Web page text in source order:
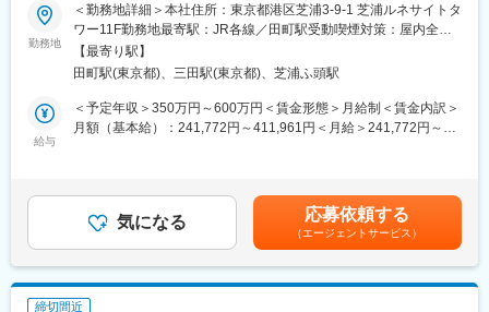
■組織構成
主任4名、係長2名、所長1名、運行管理7名の他、運転手120名が
在籍しております。
馴染みやすい雰囲気です◎
■キャリアパス
多岐にわたる事業展開をしている同社であるからこそ、適性を鑑
み本社機能（人事や経営企画他）への配置転換など多岐に渡るキ
ャリアパスの実現が可能です。
■業務概要：
全国2,000店舗以上を展開するフィットネスチェーン「カーブス」
の物流機能を支えるポジションです。
関連商品の在庫管理から物流手配、貿易事務まで、幅広い業務に
携わることができます。
＜取扱商品＞
・トレーニングウエア
・フィットネスマシン など
※当社プロテインは、ご高齢女性にも気軽に取り入れていただける
を導入いただけるよう、事業を推進しています。
勤務地
＜勤務地詳細＞本社住所：東京都港区芝浦3-9-1 芝浦ルネサイトタ
ワー11F勤務地最寄駅：JR各線／田町駅受動喫煙対策：屋内全面
禁煙変更の範囲：無
【最寄り駅】
田町駅(東京都)、三田駅(東京都)、芝浦ふ頭駅
給与
＜予定年収＞350万円～600万円＜賃金形態＞月給制＜賃金内訳＞
月額（基本給）：241,772円～411,961円＜月給＞241,772円～
せん。※モデル月収：293,938円～500,848円（月30時間残業を想
定した場合）賃金はあくまでも目安の金額であり、選考を通じて
上下する可能性があります。月給(月額)は固定手当を含めた表記で
す。
気になる 応募依頼する
（エージェントサービス）
締切間近